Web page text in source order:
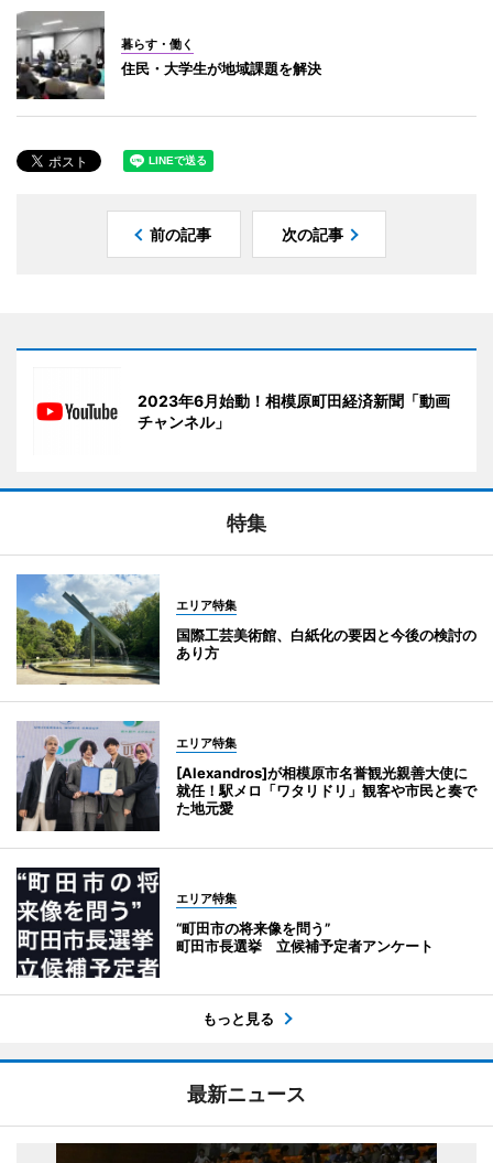
暮らす・働く
住民・大学生が地域課題を解決
前の記事 次の記事
2023年6月始動！相模原町田経済新聞「動画
チャンネル」
特集
エリア特集
国際工芸美術館、白紙化の要因と今後の検討の
あり方
エリア特集
[Alexandros]が相模原市名誉観光親善大使に
就任！駅メロ「ワタリドリ」観客や市民と奏で
た地元愛
エリア特集
“町田市の将来像を問う”
町田市長選挙 立候補予定者アンケート
もっと見る
最新ニュース